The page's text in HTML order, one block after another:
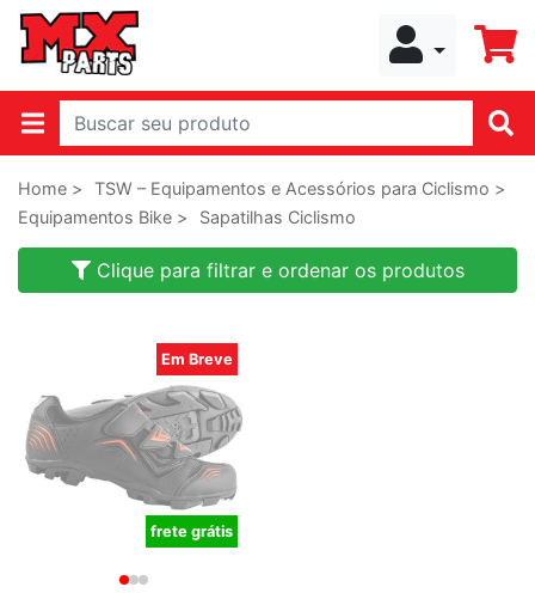
Home >
TSW – Equipamentos e Acessórios para Ciclismo >
Equipamentos Bike >
Sapatilhas Ciclismo
Clique para filtrar e ordenar os produtos
Em Breve
frete grátis